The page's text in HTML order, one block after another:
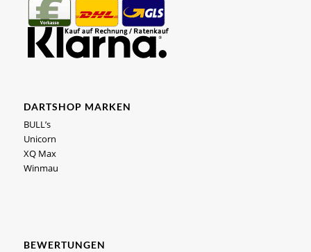
DARTSHOP MARKEN
BULL’s
Unicorn
XQ Max
Winmau
BEWERTUNGEN